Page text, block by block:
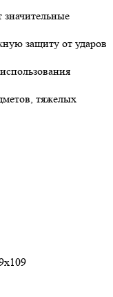
защиту от ударов
тяжелых